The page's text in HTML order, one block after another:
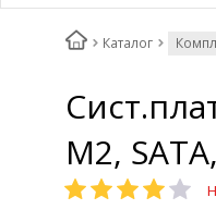
Каталог
M2,